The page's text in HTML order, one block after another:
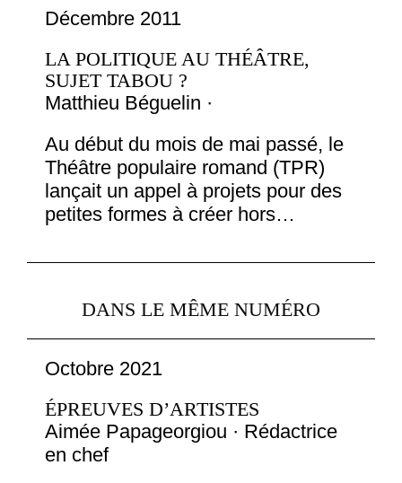
Décembre 2011
LA POLITIQUE AU THÉÂTRE,
SUJET TABOU ?
Matthieu Béguelin ·
Au début du mois de mai passé, le
Théâtre populaire romand (TPR)
lançait un appel à projets pour des
petites formes à créer hors…
DANS LE MÊME NUMÉRO
Octobre 2021
ÉPREUVES D’ARTISTES
Aimée Papageorgiou · Rédactrice
en chef